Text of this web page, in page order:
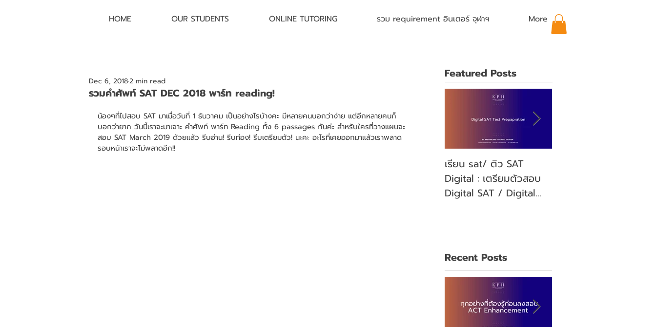
HOME OUR STUDENTS ONLINE TUTORING รวม requirement อินเตอร์ จุฬาฯ More
รวมคำศัพท์ SAT DEC 2018 พาร์ท reading!
Dec 6, 20182 min read
น้องๆที่ไปสอบ SAT มาเมื่อวันที่ 1 ธันวาคม เป็นอย่างไรบ้างคะ มีหลายคนบอกว่าง่าย แต่อีกหลายคนก็
บอกว่ายาก วันนี้เราจะมาเจาะ คำศัพท์ พาร์ท Reading ทั้ง 6 passages กันค่ะ สำหรับใครที่วางแผนจะ
สอบ SAT March 2019 ด้วยแล้ว รีบอ่าน! รีบท่อง! รีบเตรียมตัว! นะคะ อะไรที่เคยออกมาแล้วเราพลาด
รอบหน้าเราจะไม่พลาดอีก!!
Featured Posts
เรียน sat/ ติว SAT
Digital : เตรียมตัวสอบ
Digital SAT / Digital
Recent Posts